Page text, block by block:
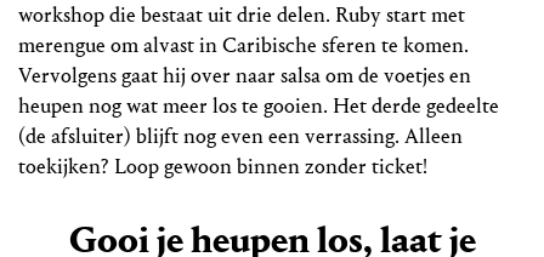
workshop die bestaat uit drie delen. Ruby start met
merengue om alvast in Caribische sferen te komen.
Vervolgens gaat hij over naar salsa om de voetjes en
heupen nog wat meer los te gooien. Het derde gedeelte
(de afsluiter) blijft nog even een verrassing. Alleen
toekijken? Loop gewoon binnen zonder ticket!
Gooi je heupen los, laat je